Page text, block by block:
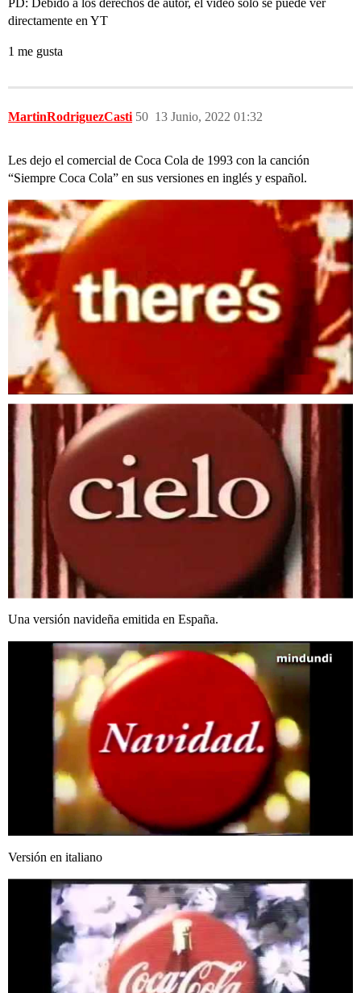
directamente en YT
1 me gusta
MartinRodriguezCasti 13 Junio, 2022 01:32
50
Les dejo el comercial de Coca Cola de 1993 con la canción
“Siempre Coca Cola” en sus versiones en inglés y español.
Una versión navideña emitida en España.
Versión en italiano